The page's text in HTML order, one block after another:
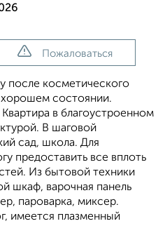
Пожаловаться
после косметического
хорошем состоянии.
в благоустроенном
В шаговой
сад, школа. Для
предоставить все вплоть
Из бытовой техники
шкаф, варочная панель
пароварка, миксер.
имеется плазменный